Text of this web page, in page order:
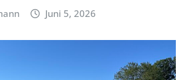
Juni 5, 2026